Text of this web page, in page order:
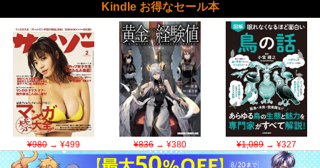
Kindle お得なセール本
¥980→ ¥499 ¥836→ ¥380 ¥1,089→ ¥327